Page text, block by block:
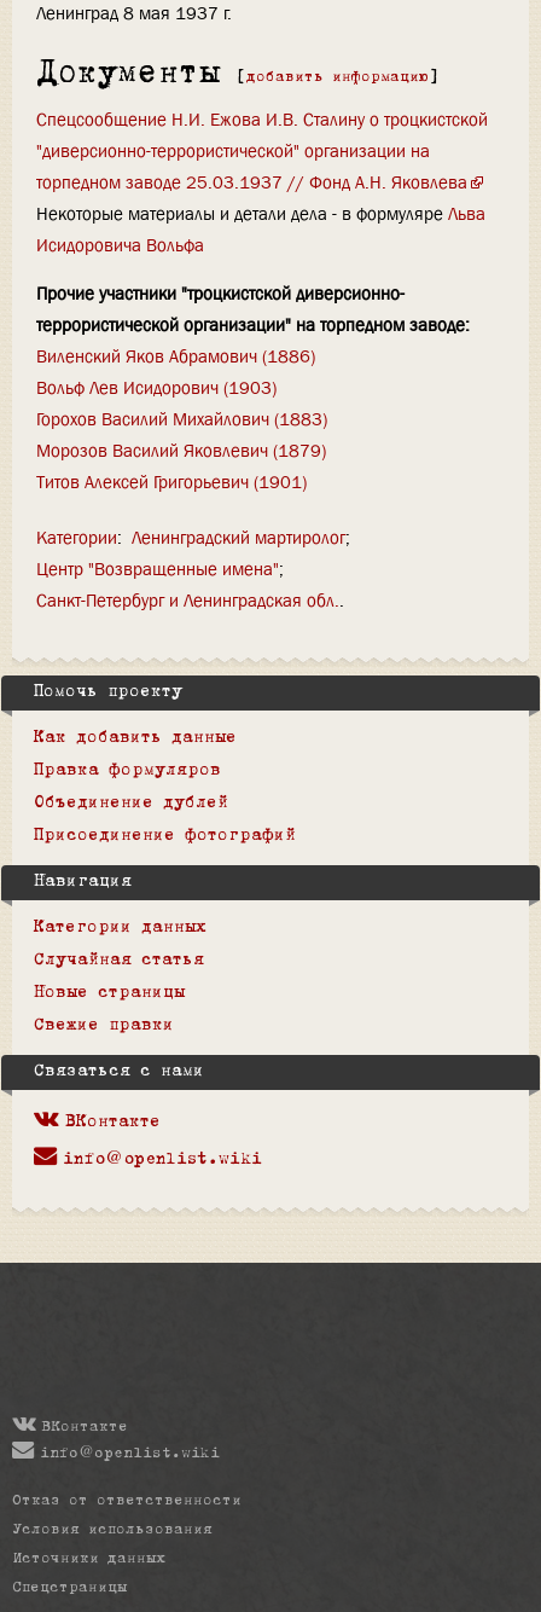
Ленинград 8 мая 1937 г.
Документы [ добавить информацию ]
Спецсообщение Н.И. Ежова И.В. Сталину о троцкистской
"диверсионно-террористической" организации на
торпедном заводе 25.03.1937 // Фонд А.Н. Яковлева
Некоторые материалы и детали дела - в формуляре Льва
Исидоровича Вольфа
Прочие участники "троцкистской диверсионно-
террористической организации" на торпедном заводе:
Виленский Яков Абрамович (1886)
Вольф Лев Исидорович (1903)
Горохов Василий Михайлович (1883)
Морозов Василий Яковлевич (1879)
Титов Алексей Григорьевич (1901)
Категории: Ленинградский мартиролог
Центр "Возвращенные имена"
Санкт-Петербург и Ленинградская обл.
Помочь проекту
Как добавить данные
Правка формуляров
Объединение дублей
Присоединение фотографий
Навигация
Категории данных
Случайная статья
Новые страницы
Свежие правки
Связаться с нами
ВКонтакте
info@openlist.wiki
ВКонтакте
info@openlist.wiki
Отказ от ответственности
Условия использования
Источники данных
Спецстраницы